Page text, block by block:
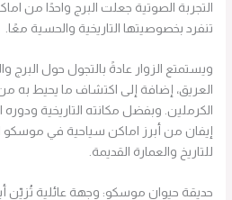
التجربة الصوتية جعلت البرج واحدًا من
تنفرد بخصوصيتها التاريخية والحسية معًا.
ويستمتع الزوار عادةً بالتجول حول البرج
العريق، إضافة إلى اكتشاف ما يحيط به
الكرملين. وبفضل مكانته التاريخية
إيفان من أبرز اماكن سياحية في موسكو
للتاريخ والعمارة القديمة.
حديقة حيوان موسكو: وجهة عائلية تُزيّن